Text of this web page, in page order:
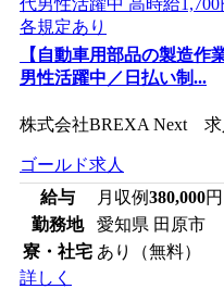
【自動車用部品の製造作
男性活躍中／日払い制...
株式会社BREXA Next 求
ゴールド求人
給与
月収例380,000円
勤務地
愛知県 田原市
寮・社宅 あり（無料）
詳しく